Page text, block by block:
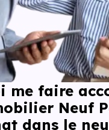
me faire
Neuf
dans le